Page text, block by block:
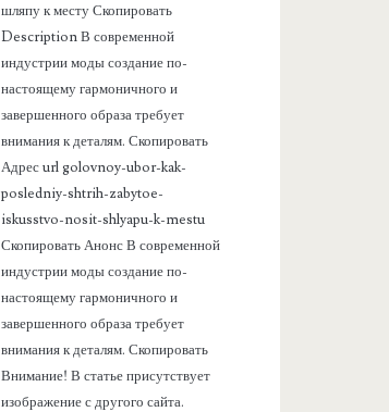
шляпу к месту Скопировать
Description В современной
индустрии моды создание по-
настоящему гармоничного и
завершенного образа требует
внимания к деталям. Скопировать
Адрес url golovnoy-ubor-kak-
posledniy-shtrih-zabytoe-
iskusstvo-nosit-shlyapu-k-mestu
Скопировать Анонс В современной
индустрии моды создание по-
настоящему гармоничного и
завершенного образа требует
внимания к деталям. Скопировать
Внимание! В статье присутствует
изображение с другого сайта.